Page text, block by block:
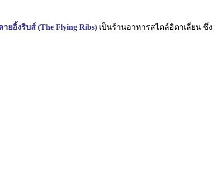
ายอิ้งริบส์ (The Flying Ribs) เป็นร้านอาหารสไตล์อิตาเลี่ยน ซึ่ง